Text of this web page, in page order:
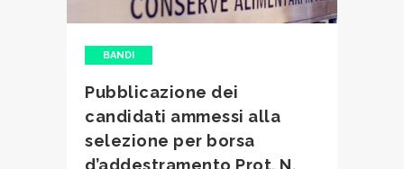
BANDI
Pubblicazione dei
candidati ammessi alla
selezione per borsa
d’addestramento Prot. N.